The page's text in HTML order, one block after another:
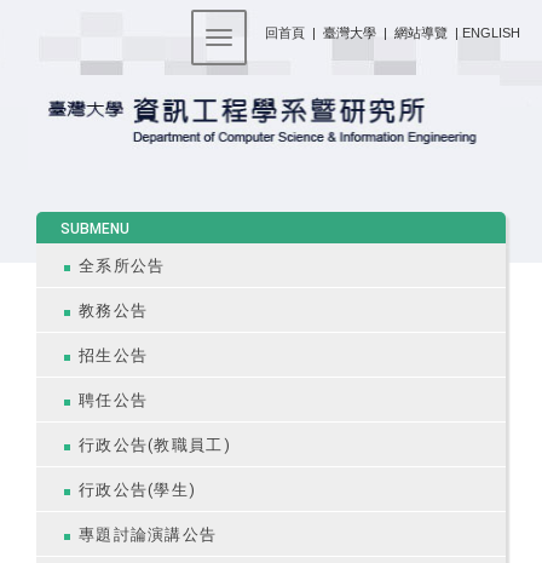
回首頁 | 臺灣大學 | 網站導覽 | ENGLISH
Toggle navigation
SUBMENU
全系所公告
教務公告
招生公告
聘任公告
行政公告(教職員工)
行政公告(學生)
專題討論演講公告